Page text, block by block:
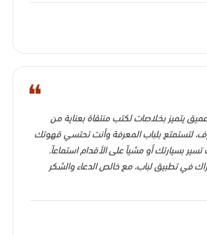
❝
يتميز بخلاصات لكتب منتقاة بعناية من
لتستمتع بلباب المعرفة وأنت تحتسي قهوتك
تسير بسيارتك أو مشياً على الأقدام استماعاً.
في تطبيق لباب، مع خالص الدعاء والشكر